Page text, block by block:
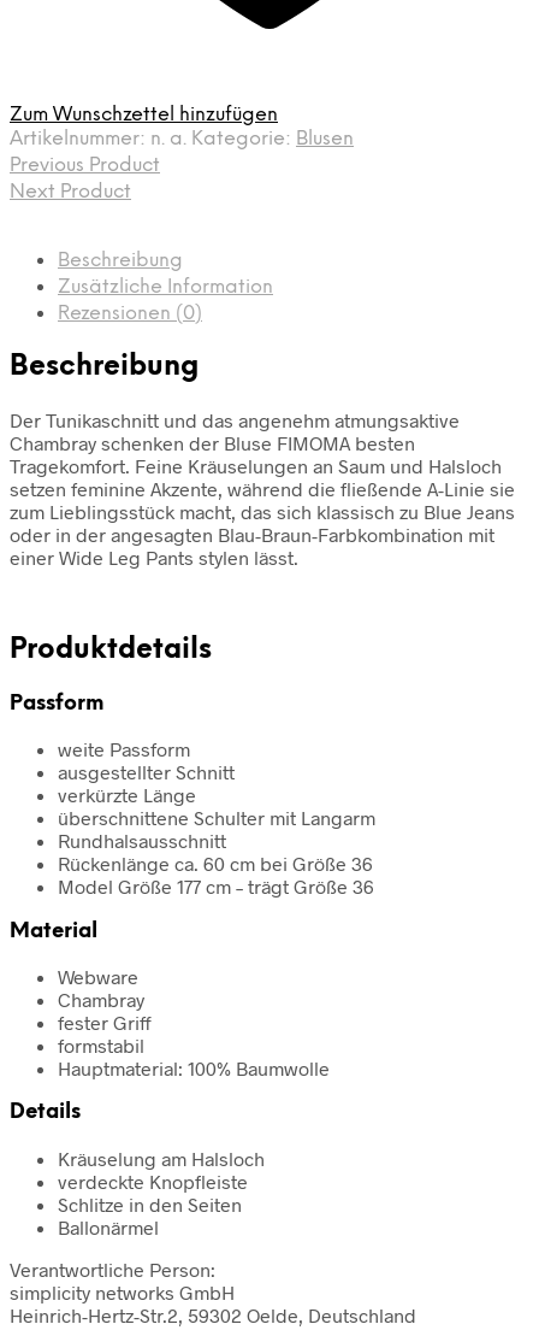
Zum Wunschzettel hinzufügen
Artikelnummer: n. a. Kategorie: Blusen
Previous Product
Next Product
Beschreibung
Zusätzliche Information
Rezensionen (0)
Beschreibung
Der Tunikaschnitt und das angenehm atmungsaktive
Chambray schenken der Bluse FIMOMA besten
Tragekomfort. Feine Kräuselungen an Saum und Halsloch
setzen feminine Akzente, während die fließende A-Linie sie
zum Lieblingsstück macht, das sich klassisch zu Blue Jeans
oder in der angesagten Blau-Braun-Farbkombination mit
einer Wide Leg Pants stylen lässt.
Produktdetails
Passform
weite Passform
ausgestellter Schnitt
verkürzte Länge
überschnittene Schulter mit Langarm
Rundhalsausschnitt
Rückenlänge ca. 60 cm bei Größe 36
Model Größe 177 cm – trägt Größe 36
Material
Webware
Chambray
fester Griff
formstabil
Hauptmaterial: 100% Baumwolle
Details
Kräuselung am Halsloch
verdeckte Knopfleiste
Schlitze in den Seiten
Ballonärmel
Verantwortliche Person:
simplicity networks GmbH
Heinrich-Hertz-Str.2, 59302 Oelde, Deutschland